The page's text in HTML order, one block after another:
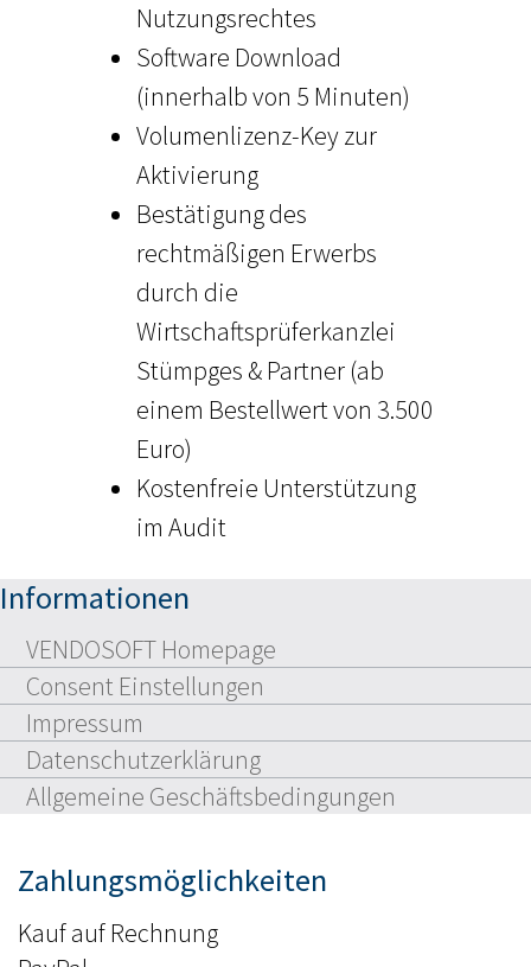
Nutzungsrechtes
Software Download
(innerhalb von 5 Minuten)
Volumenlizenz-Key zur
Aktivierung
Bestätigung des
rechtmäßigen Erwerbs
durch die
Wirtschaftsprüferkanzlei
Stümpges & Partner (ab
einem Bestellwert von 3.500
Euro)
Kostenfreie Unterstützung
im Audit
Informationen
VENDOSOFT Homepage
Consent Einstellungen
Impressum
Datenschutzerklärung
Allgemeine Geschäftsbedingungen
Zahlungsmöglichkeiten
Kauf auf Rechnung